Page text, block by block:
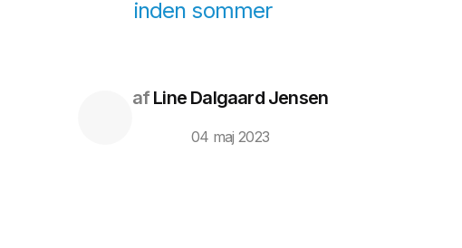
inden sommer
afLine Dalgaard Jensen
04 maj 2023